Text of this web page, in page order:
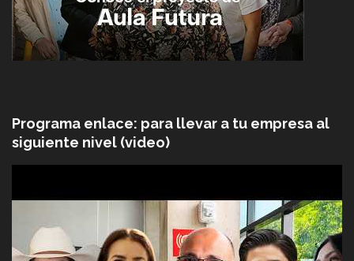
Programa enlace: para llevar a tu empresa al
siguiente nivel (video)